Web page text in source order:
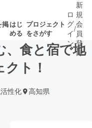
掲はじ
める
プロジェクト
をさがす
終了が近いプ
クト
されます
ロ
グ
イ
ン
/
新
規
会
員
登
録
、食と宿で地
ト！
性化 高知県